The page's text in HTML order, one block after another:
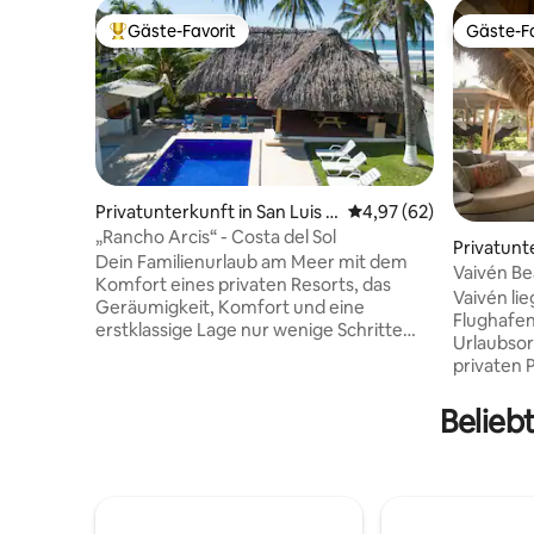
Beliebter Gäste-Favorit.
Gäste-Favorit
Privatunterkunft in San Luis L
a Herradura
Durchschnittliche
4,97 (62)
„Rancho Arcis“ - Costa del Sol
Dein Familienurlaub am Meer mit dem
Komfort eines privaten Resorts, das
Geräumigkeit, Komfort und eine
erstklassige Lage nur wenige Schritte
Gäste-
Gäste-
d, El
Vaivén
und mit
Vaivén
privaten
begleitet